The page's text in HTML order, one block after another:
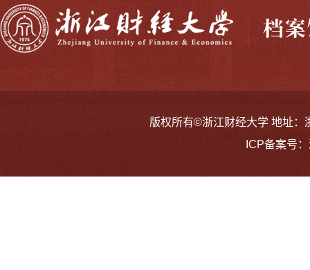
版权所有©浙江财经大学 地址：
ICP备案号：